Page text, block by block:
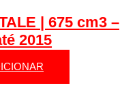
| 675 cm3 –
2015